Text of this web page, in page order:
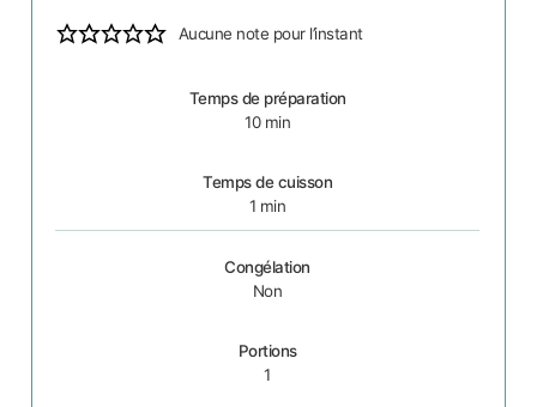
Aucune note pour l’instant
Temps de préparation
10 min
Temps de cuisson
1 min
Congélation
Non
Portions
1